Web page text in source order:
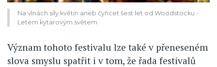
Na vlnách síly květin aneb čyřicet šest let od Woodstocku -
Letem kytarovým světem
Význam tohoto festivalu lze také v přeneseném
slova smyslu spatřit i v tom, že řada festivalů